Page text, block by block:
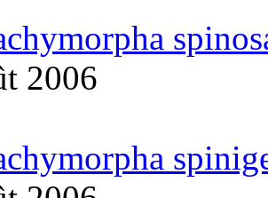
2006